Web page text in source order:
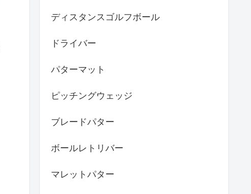
ディスタンスゴルフボール
ドライバー
パターマット
ピッチングウェッジ
ブレードパター
ボールレトリバー
マレットパター